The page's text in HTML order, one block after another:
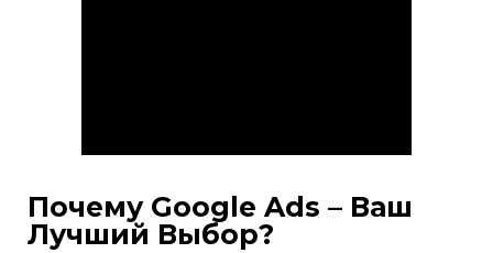
Почему Google Ads – Ваш
Лучший Выбор?